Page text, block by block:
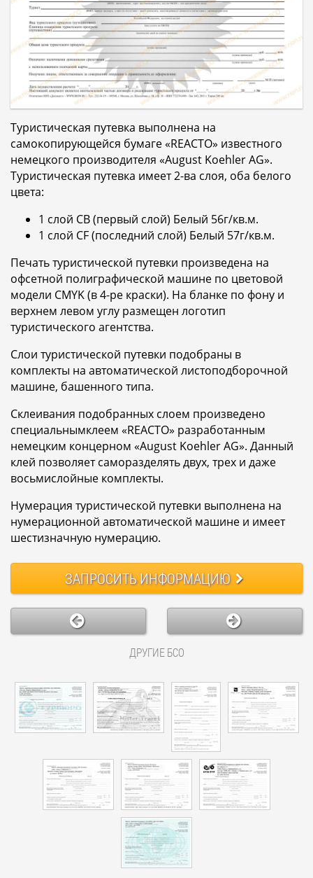
Туристическая путевка выполнена на
самокопирующейся бумаге «REACTO» известного
немецкого производителя «August Koehler AG».
Туристическая путевка имеет 2-ва слоя, оба белого
цвета:
1 слой CB (первый слой) Белый 56г/кв.м.
1 слой CF (последний слой) Белый 57г/кв.м.
Печать туристической путевки произведена на
офсетной полиграфической машине по цветовой
модели CMYK (в 4-ре краски). На бланке по фону и
верхнем левом углу размещен логотип
туристического агентства.
Слои туристической путевки подобраны в
комплекты на автоматической листоподборочной
машине, башенного типа.
Склеивания подобранных слоем произведено
специальнымклеем «REACTO» разработанным
немецким концерном «August Koehler AG». Данный
клей позволяет саморазделять двух, трех и даже
восьмислойные комплекты.
Нумерация туристической путевки выполнена на
нумерационной автоматической машине и имеет
шестизначную нумерацию.
ЗАПРОСИТЬИНФОРМАЦИЮ
ДРУГИЕ БСО